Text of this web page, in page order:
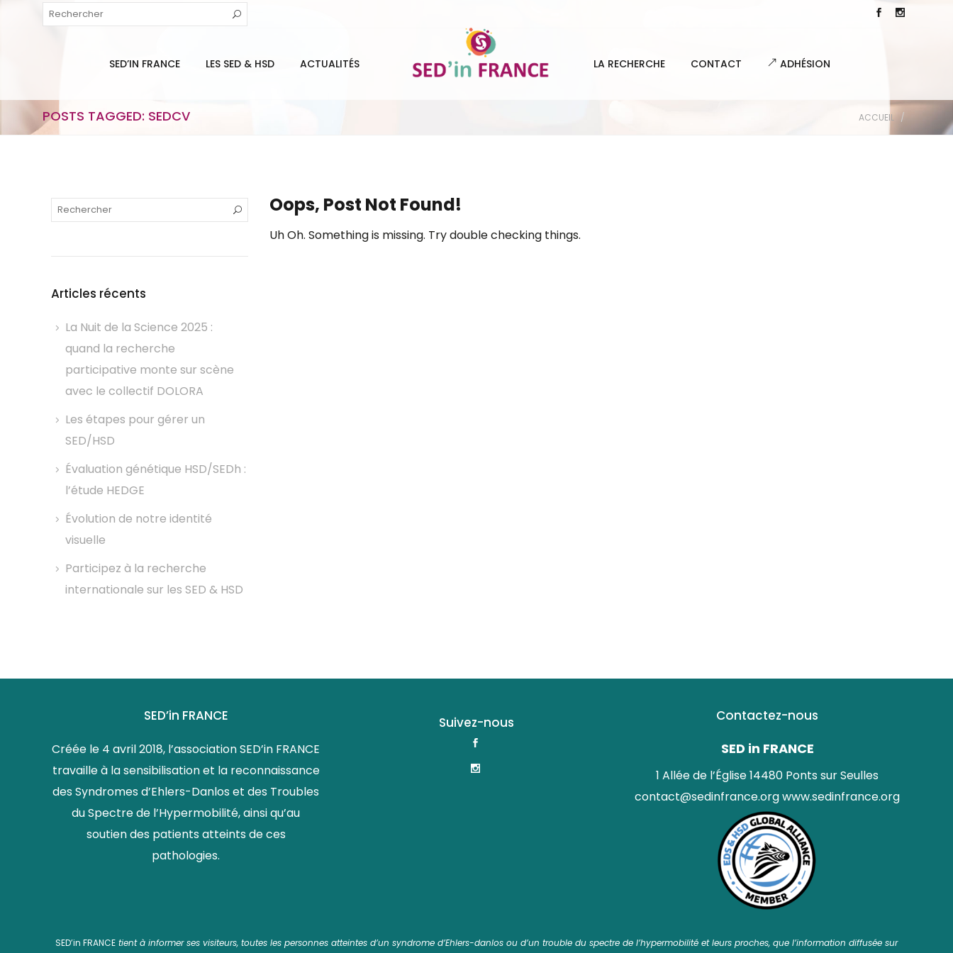
SED’IN FRANCE LES SED & HSD ACTUALITÉS LA RECHERCHE CONTACT ADHÉSION
POSTS TAGGED: SEDCV ACCUEIL
Oops, Post Not Found!
Uh Oh. Something is missing. Try double checking things.
Articles récents
La Nuit de la Science 2025 :
quand la recherche
participative monte sur scène
avec le collectif DOLORA
Les étapes pour gérer un
SED/HSD
Évaluation génétique HSD/SEDh :
l’étude HEDGE
Évolution de notre identité
visuelle
Participez à la recherche
internationale sur les SED & HSD
SED’in FRANCE
Créée le 4 avril 2018, l’association SED’in FRANCE
travaille à la sensibilisation et la reconnaissance
des Syndromes d’Ehlers-Danlos et des Troubles
du Spectre de l’Hypermobilité, ainsi qu’au
soutien des patients atteints de ces
pathologies.
Suivez-nous Contactez-nous
SED in FRANCE
1 Allée de l’Église 14480 Ponts sur Seulles
contact@sedinfrance.orgwww.sedinfrance.org
SED’in FRANCE tient à informer ses visiteurs, toutes les personnes atteintes d’un syndrome d’Ehlers-danlos ou d’un trouble du spectre de l’hypermobilité et leurs proches, que l’information diffusée sur